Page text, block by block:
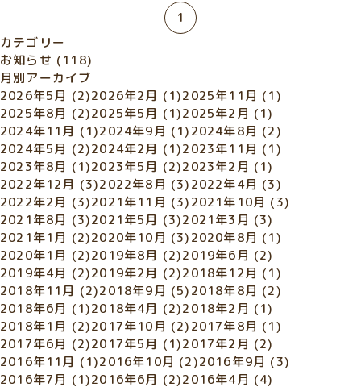
相談申込
1
カテゴリー
お知らせ (118)
月別アーカイブ
2026年5月 (2)2026年2月 (1)2025年11月 (1)
2025年8月 (2)2025年5月 (1)2025年2月 (1)
2024年11月 (1)2024年9月 (1)2024年8月 (2)
2024年5月 (2)2024年2月 (1)2023年11月 (1)
2023年8月 (1)2023年5月 (2)2023年2月 (1)
2022年12月 (3)2022年8月 (3)2022年4月 (3)
2022年2月 (3)2021年11月 (3)2021年10月 (3)
2021年8月 (3)2021年5月 (3)2021年3月 (3)
2021年1月 (2)2020年10月 (3)2020年8月 (1)
2020年1月 (2)2019年8月 (2)2019年6月 (2)
2019年4月 (2)2019年2月 (2)2018年12月 (1)
2018年11月 (2)2018年9月 (5)2018年8月 (2)
2018年6月 (1)2018年4月 (2)2018年2月 (1)
2018年1月 (2)2017年10月 (2)2017年8月 (1)
2017年6月 (2)2017年5月 (1)2017年2月 (2)
2016年11月 (1)2016年10月 (2)2016年9月 (3)
2016年7月 (1)2016年6月 (2)2016年4月 (4)